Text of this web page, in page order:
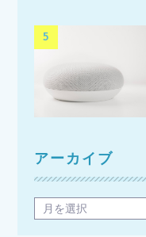
アーカイブ